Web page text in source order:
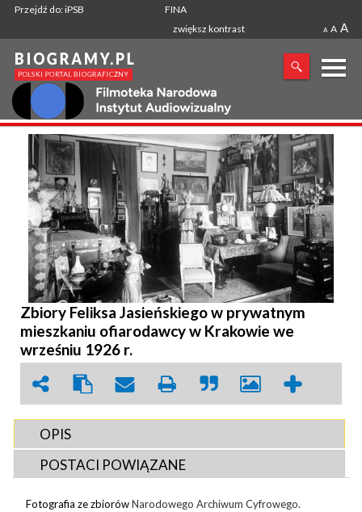
Przejdź do: iPSB
FINA
zwiększ kontrast
A A A
X
SZUKANA FRAZA
Zbiory Feliksa Jasieńskiego w prywatnym
mieszkaniu ofiarodawcy w Krakowie we
wrześniu 1926 r.
OPIS
POSTACI POWIĄZANE
Fotografia ze zbiorówNarodowego Archiwum Cyfrowego.